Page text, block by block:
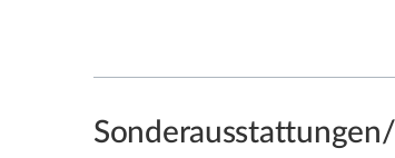
Sonderausstattungen/